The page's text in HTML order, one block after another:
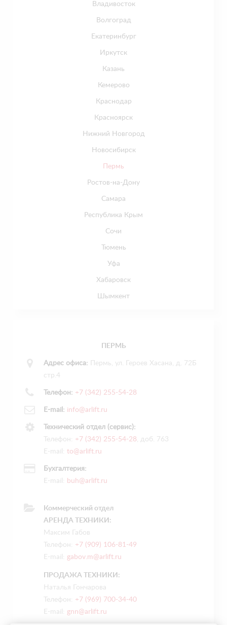
Владивосток
Волгоград
Екатеринбург
Иркутск
Казань
Кемерово
Краснодар
Красноярск
Нижний Новгород
Новосибирск
Пермь
Ростов-на-Дону
Самара
Республика Крым
Сочи
Тюмень
Уфа
Хабаровск
Шымкент
ПЕРМЬ
Адрес офиса:
Пермь, ул. Героев Хасана, д. 72Б
стр.4
Телефон: +7 (342) 255-54-28
E-mail: info@arlift.ru
Технический отдел (сервис):
Телефон: +7 (342) 255-54-28, доб. 763
E-mail: to@arlift.ru
Бухгалтерия:
E-mail: buh@arlift.ru
Коммерческий отдел
АРЕНДА ТЕХНИКИ:
Максим Габов
Телефон: +7 (909) 106-81-49
E-mail: gabov.m@arlift.ru
ПРОДАЖА ТЕХНИКИ:
Наталья Гончарова
Телефон: +7 (969) 700-34-40
E-mail: gnn@arlift.ru